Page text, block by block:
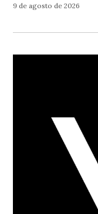
9 de agosto de 2026